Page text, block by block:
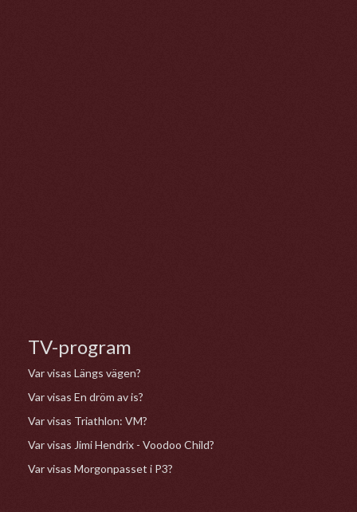
TV-program
Var visas Längs vägen?
Var visas En dröm av is?
Var visas Triathlon: VM?
Var visas Jimi Hendrix - Voodoo Child?
Var visas Morgonpasset i P3?